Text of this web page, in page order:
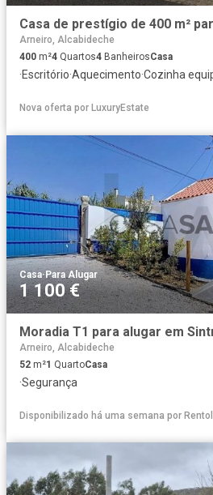
Arneiro, Alcabideche
400 m²4 Quartos4 BanheirosCasa
·Escritório·Aquecimento·Cozinha
Nova oferta por LuxuryEstate
Casa·Para Alugar
1 100 €
Moradia T1 para alugar em
Arneiro, Alcabideche
52 m²1 QuartoCasa
·Segurança
Disponibilizado há uma semana por